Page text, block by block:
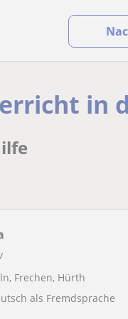
in
Frechen, Hürth
als Fremdsprache